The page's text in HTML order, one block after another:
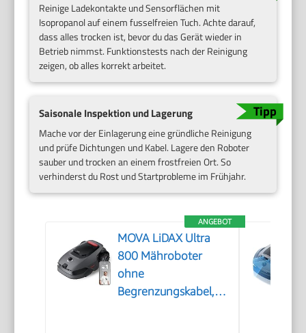
Reinige Ladekontakte und Sensorflächen mit
Isopropanol auf einem fusselfreien Tuch. Achte darauf,
dass alles trocken ist, bevor du das Gerät wieder in
Betrieb nimmst. Funktionstests nach der Reinigung
zeigen, ob alles korrekt arbeitet.
Saisonale Inspektion und Lagerung
Mache vor der Einlagerung eine gründliche Reinigung
und prüfe Dichtungen und Kabel. Lagere den Roboter
sauber und trocken an einem frostfreien Ort. So
verhinderst du Rost und Startprobleme im Frühjahr.
ANGEBOT
MOVA LiDAX Ultra
800 Mähroboter
ohne
Begrenzungskabel,